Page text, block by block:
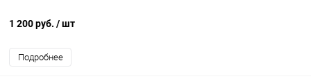
1 200 руб. / шт
Подробнее